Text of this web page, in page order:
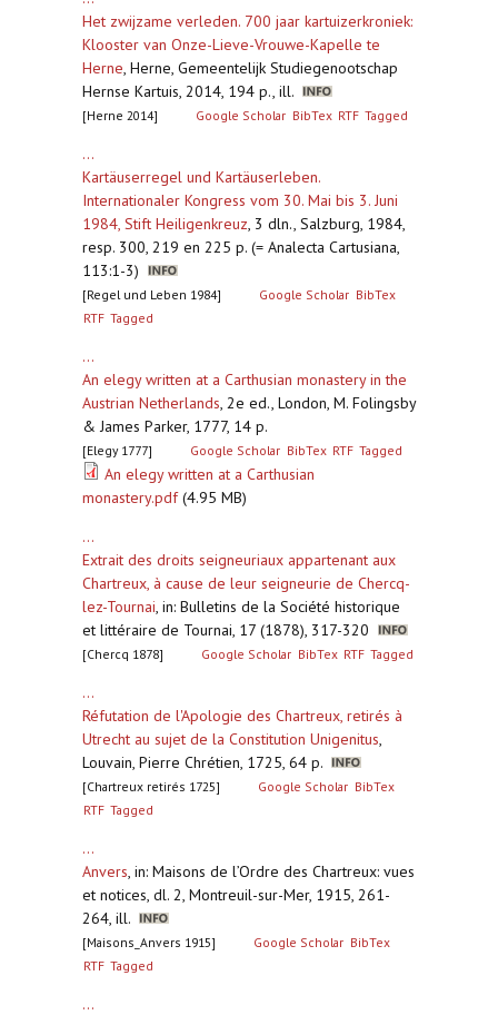
Het zwijzame verleden. 700 jaar kartuizerkroniek:
Klooster van Onze-Lieve-Vrouwe-Kapelle te
Herne, Herne, Gemeentelijk Studiegenootschap
Hernse Kartuis, 2014, 194 p., ill.
[Herne 2014] Google Scholar BibTex RTF Tagged
...
Kartäuserregel und Kartäuserleben.
Internationaler Kongress vom 30. Mai bis 3. Juni
1984, Stift Heiligenkreuz, 3 dln., Salzburg, 1984,
resp. 300, 219 en 225 p. (= Analecta Cartusiana,
113:1-3)
[Regel und Leben 1984] Google Scholar BibTex
RTF Tagged
...
An elegy written at a Carthusian monastery in the
Austrian Netherlands, 2e ed., London, M. Folingsby
& James Parker, 1777, 14 p.
[Elegy 1777] Google Scholar BibTex RTF Tagged
An elegy written at a Carthusian
monastery.pdf(4.95 MB)
...
Extrait des droits seigneuriaux appartenant aux
Chartreux, à cause de leur seigneurie de Chercq-
lez-Tournai, in: Bulletins de la Société historique
et littéraire de Tournai, 17 (1878), 317-320
[Chercq 1878] Google Scholar BibTex RTF Tagged
...
Réfutation de l'Apologie des Chartreux, retirés à
Utrecht au sujet de la Constitution Unigenitus,
Louvain, Pierre Chrétien, 1725, 64 p.
[Chartreux retirés 1725] Google Scholar BibTex
RTF Tagged
...
Anvers, in: Maisons de l’Ordre des Chartreux: vues
et notices, dl. 2, Montreuil-sur-Mer, 1915, 261-
264, ill.
[Maisons_Anvers 1915] Google Scholar BibTex
RTF Tagged
...